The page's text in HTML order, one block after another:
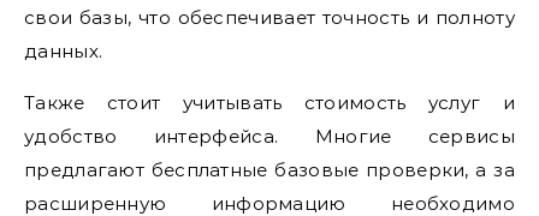
свои базы, что обеспечивает точность и полноту
данных.
Также стоит учитывать стоимость услуг и
удобство интерфейса. Многие сервисы
предлагают бесплатные базовые проверки, а за
расширенную информацию необходимо